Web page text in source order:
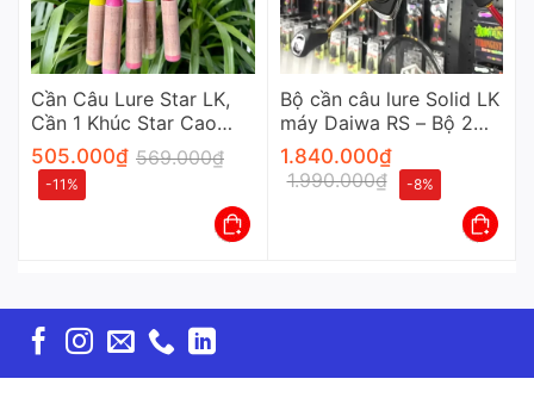
Cần Câu Lure Star LK,
Cần 1 Khúc Star Cao
Cấp
505.000₫ 569.000₫
-11%
Bộ cần câu lure Solid LK
máy Daiwa RS – Bộ 2
Sản Phẩm Cần Và Máy
1.840.000₫
1.990.000₫ -8%